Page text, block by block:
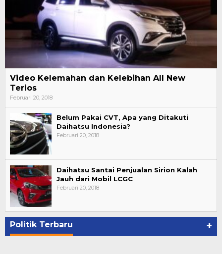
Video Kelemahan dan Kelebihan All New
Terios
Februari 20, 2018
Belum Pakai CVT, Apa yang Ditakuti
Daihatsu Indonesia?
Februari 20, 2018
Daihatsu Santai Penjualan Sirion Kalah
Jauh dari Mobil LCGC
Februari 20, 2018
Politik Terbaru +